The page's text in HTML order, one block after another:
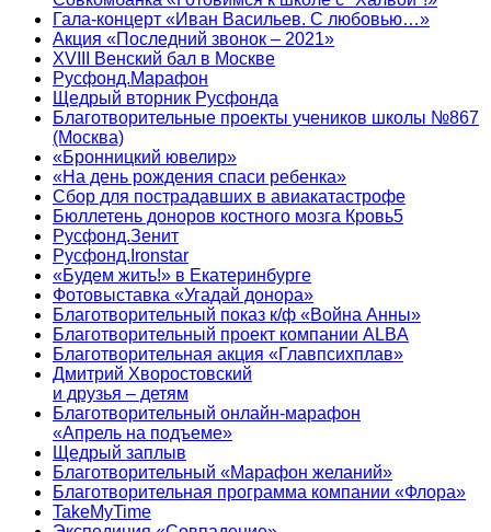
Гала-концерт «Иван Васильев. С любовью…»
Акция «Последний звонок – 2021»
XVIII Венский бал в Москве
Русфонд.Марафон
Щедрый вторник Русфонда
Благотворительные проекты учеников школы №867
(Москва)
«Бронницкий ювелир»
«На день рождения спаси ребенка»
Сбор для пострадавших в авиакатастрофе
Бюллетень доноров костного мозга Кровь5
Русфонд.Зенит
Русфонд.Ironstar
«Будем жить!» в Екатеринбурге
Фотовыставка «Угадай донора»
Благотворительный показ к/ф «Война Анны»
Благотворительный проект компании ALBA
Благотворительная акция «Главпсихплав»
Дмитрий Хворостовский
и друзья – детям
Благотворительный онлайн‑марафон
«Апрель на подъеме»
Щедрый заплыв
Благотворительный «Марафон желаний»
Благотворительная программа компании «Флора»
TakeMyTime